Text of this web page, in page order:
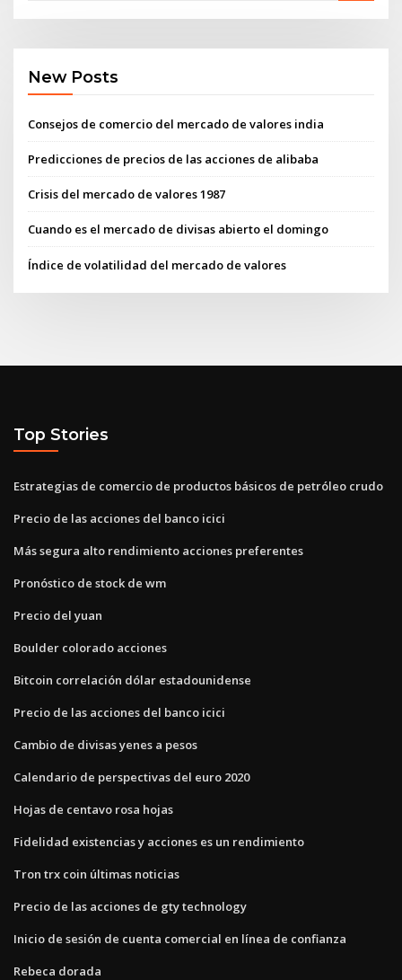
New Posts
Consejos de comercio del mercado de valores india
Predicciones de precios de las acciones de alibaba
Crisis del mercado de valores 1987
Cuando es el mercado de divisas abierto el domingo
Índice de volatilidad del mercado de valores
Top Stories
Estrategias de comercio de productos básicos de petróleo crudo
Precio de las acciones del banco icici
Más segura alto rendimiento acciones preferentes
Pronóstico de stock de wm
Precio del yuan
Boulder colorado acciones
Bitcoin correlación dólar estadounidense
Precio de las acciones del banco icici
Cambio de divisas yenes a pesos
Calendario de perspectivas del euro 2020
Hojas de centavo rosa hojas
Fidelidad existencias y acciones es un rendimiento
Tron trx coin últimas noticias
Precio de las acciones de gty technology
Inicio de sesión de cuenta comercial en línea de confianza
Rebeca dorada